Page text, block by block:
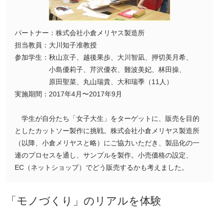
パートナー：株式会社小倉メリヤス製造所
担当教員：大川知子准教授
参加学生：秋山京子、越後果歩、大川智凪、押切美月希、
小島優莉子、芹沢優衣、難波美妃、林田操、
原田聖菜、丸山瑞貴、大和瑞季（11人）
実施期間：2017年4月〜2017年9月
学生が自分たち「女子大生」をターゲットに、販売を目的
としたカットソー製作に挑戦。株式会社小倉メリヤス製造所
（以降、小倉メリヤスと略）にご協力いただき、製品化の一
連のプロセスを通し、サンプルを製作。小売価格の設定、
EC（ネットショップ）でどう販売するかも考えました。
「モノづくり」のリアルを体験